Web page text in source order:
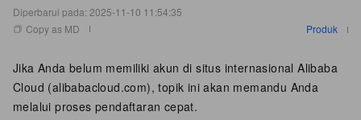
Diperbarui pada: 2025-11-10 11:54:35
Copy as MD
Produk
Jika Anda belum memiliki akun di situs internasional Alibaba
Cloud (alibabacloud.com), topik ini akan memandu Anda
melalui proses pendaftaran cepat.